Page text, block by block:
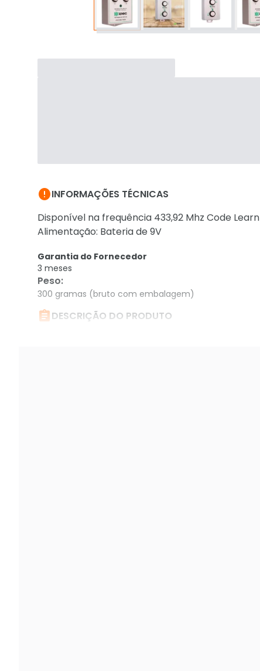
INFORMAÇÕES TÉCNICAS
Disponível na frequência 433,92 Mhz Code Learn
Alimentação: Bateria de 9V
Garantia do Fornecedor
3 meses
Peso:
300 gramas (bruto com embalagem)
DESCRIÇÃO DO PRODUTO